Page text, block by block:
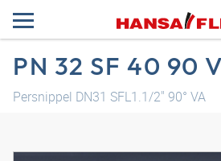
PN 32 SF 40 90
Persnippel DN31 SFL1.1/2" 90° VA